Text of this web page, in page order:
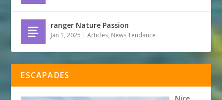
ranger Nature Passion
Jan 1, 2025 |Articles, News Tendance
ESCAPADES